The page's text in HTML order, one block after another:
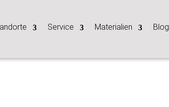
Service Materialien Blog